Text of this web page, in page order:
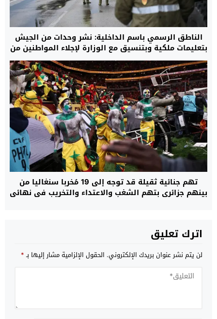
الناطق الرسمي باسم الداخلية: نشر وحدات من الجيش
بتعليمات ملكية وبتنسيق مع الوزارة لإجلاء المواطنين من
مناطق الفيضانات.. والعملية شملت أكثر من 108 آلاف
شخص
تهم جنائية ثقيلة قد توجه إلى 19 مُخربا سنغاليا من
بينهم جزائري بتهم الشغب والاعتداء والتخريب في نهائي
اترك تعليق
لن يتم نشر عنوان بريدك الإلكتروني. الحقول الإلزامية مشار إليها بـ*